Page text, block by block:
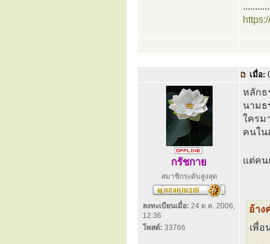
เมื่อ:
กรัชกาย
สมาชิกระดับสูงสุด
ลงทะเบียนเมื่อ: 24 ต.ค. 2006,
12:36
โพสต์: 33766
หลักธ
นามธ
ใครม
คนใน
แต่คน
อ้าง
เพื่อ